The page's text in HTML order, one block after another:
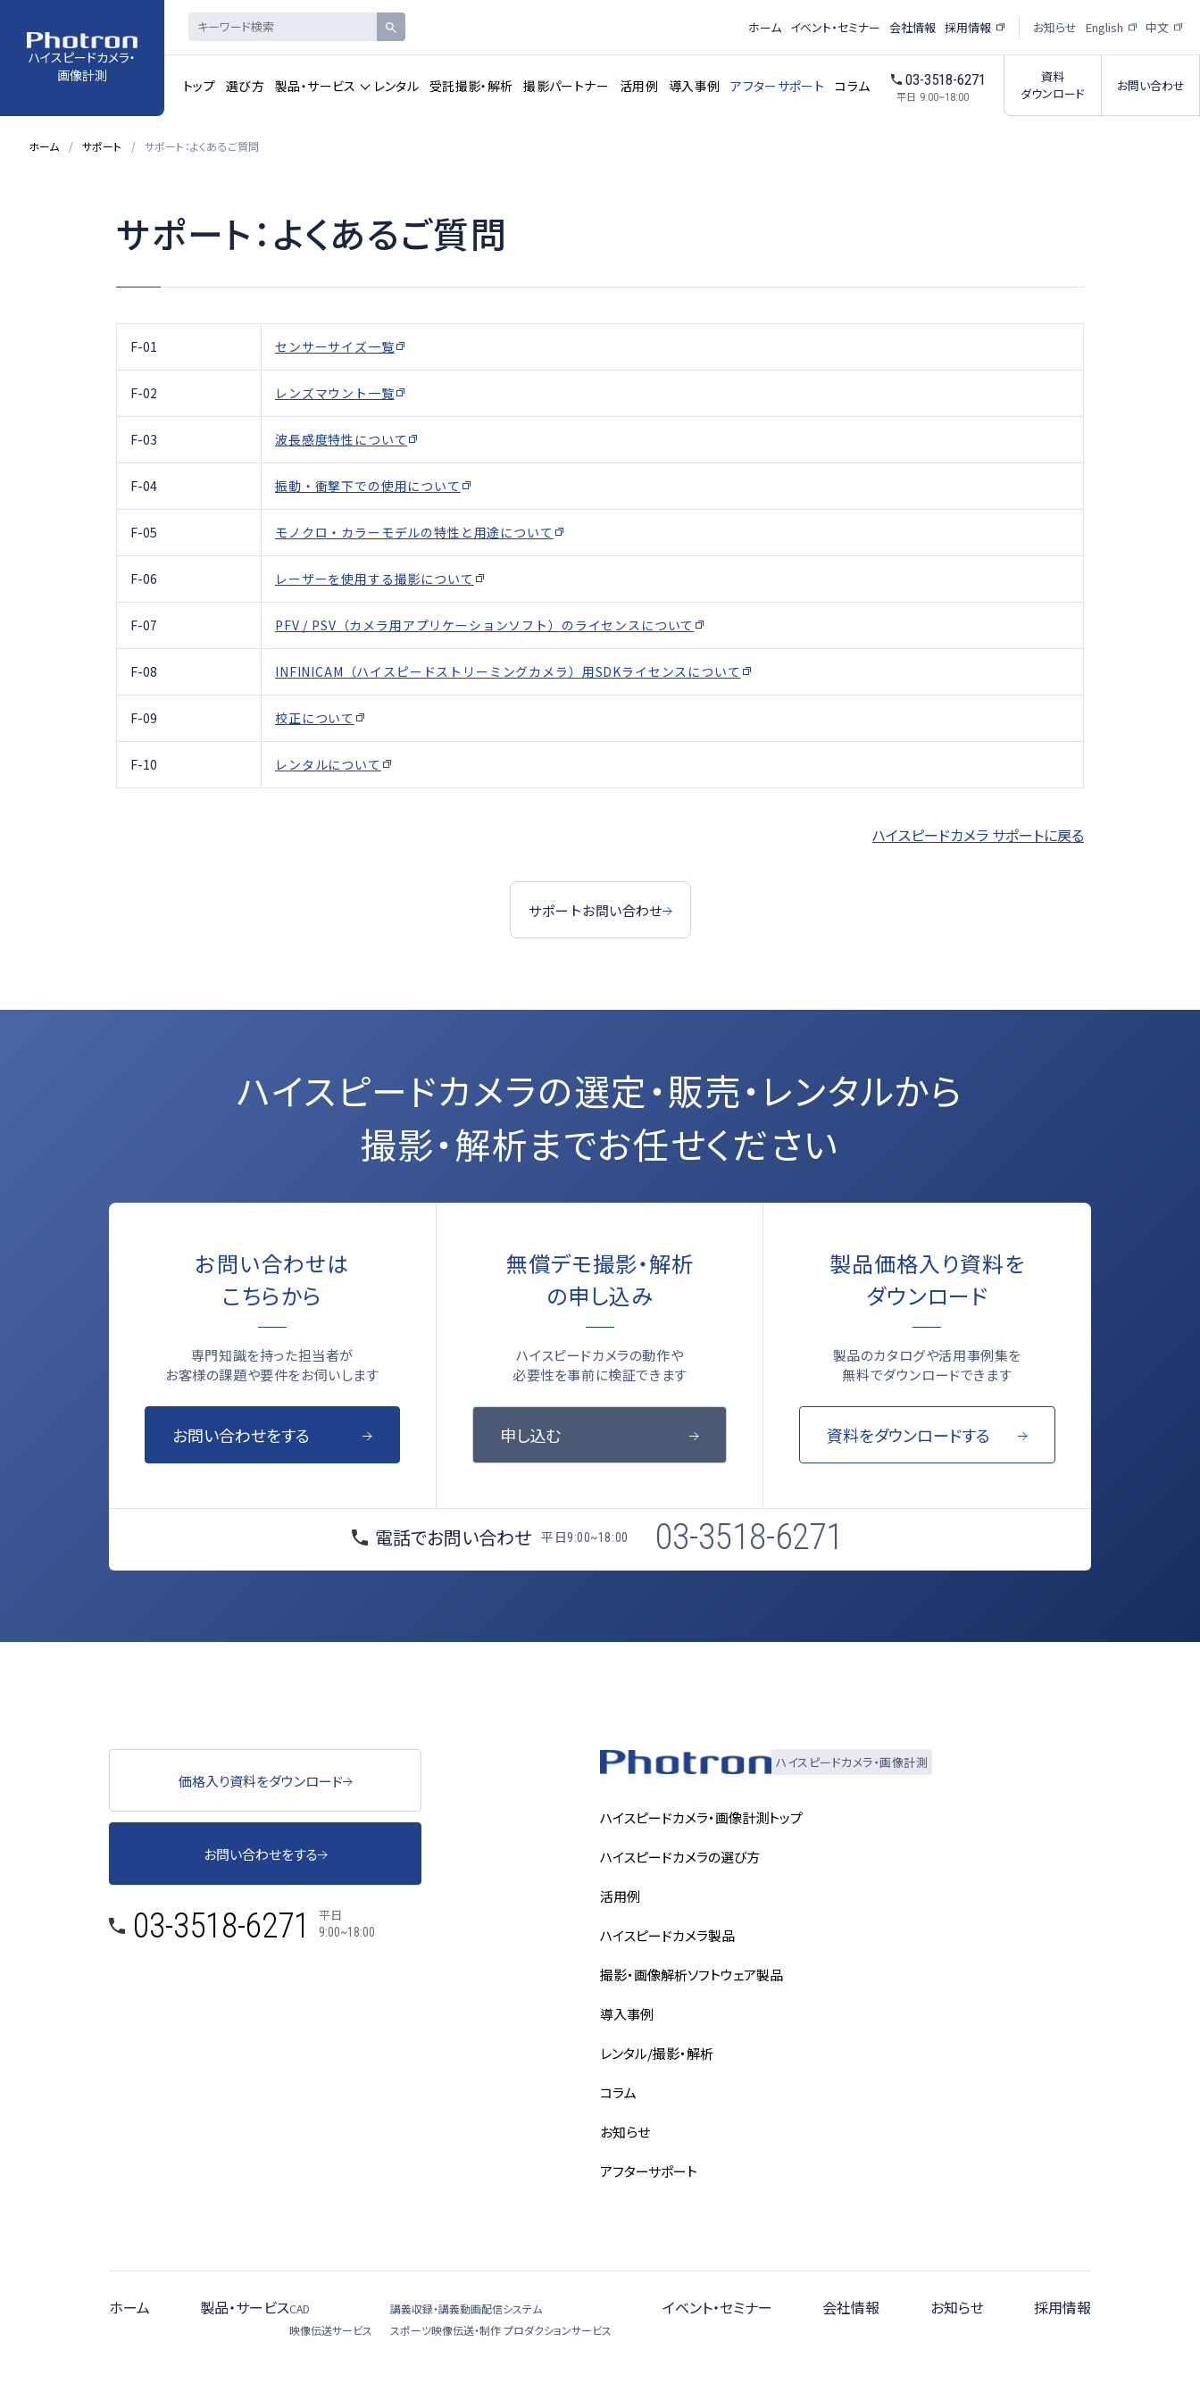
ハイスピードカメラ・
画像計測
トップ 選び方 製品・サービス レンタル 受託撮影・解析 撮影パートナー 活用例 導入事例 アフターサポート コラム 03-3518-6271
平日 9:00~18:00
資料
ダウンロード
お問い合わせ
ホーム イベント・セミナー 会社情報 採用情報 お知らせ English 中文
ハイスピードカメラ・
高速度カメラ 赤外線ハイスピードカメラ
ホーム サポート サポート：よくあるご質問
サポート：よくあるご質問
F-01 センサーサイズ一覧
F-02 レンズマウント一覧
F-03 波長感度特性について
F-04 振動・衝撃下での使用について
F-05 モノクロ・カラーモデルの特性と用途について
F-06 レーザーを使用する撮影について
F-07 PFV / PSV（カメラ用アプリケーションソフト）のライセンスについて
F-08 INFINICAM（ハイスピードストリーミングカメラ）用SDKライセンスについて
F-09 校正について
F-10 レンタルについて
ハイスピードカメラ サポートに戻る
サポートお問い合わせ
ハイスピードカメラの選定・販売・レンタルから
撮影・解析までお任せください
お問い合わせは
こちらから
専門知識を持った担当者が
お客様の課題や要件をお伺いします
お問い合わせをする
無償デモ撮影・解析
の申し込み
ハイスピードカメラの動作や
必要性を事前に検証できます
申し込む
製品価格入り資料を
ダウンロード
製品のカタログや活用事例集を
無料でダウンロードできます
資料をダウンロードする
電話でお問い合わせ 平日9:00~18:00 03-3518-6271
価格入り資料をダウンロード
お問い合わせをする
03-3518-6271 平日
9:00~18:00
ハイスピードカメラ・画像計測
ハイスピードカメラ・画像計測トップ
ハイスピードカメラの選び方
活用例
ハイスピードカメラ製品
撮影・画像解析ソフトウェア製品
導入事例
レンタル/撮影・解析
コラム
お知らせ
アフターサポート
ホーム 製品・サービスCAD
講義収録・講義動画配信システム
映像伝送サービス
スポーツ映像伝送・制作 プロダクションサービス
イベント・セミナー 会社情報 お知らせ 採用情報